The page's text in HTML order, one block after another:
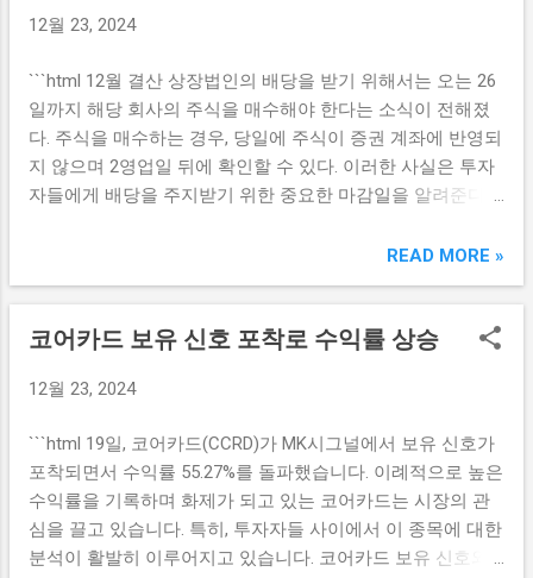
것으로 예상되며, 이는 곧 매출 상승으로 이어질 것입니다. 스
이들이 방영됨에 따라 수익성이 개선될 가능성이 높습니다.
특히, 소비자들이 새로운 콘텐츠에 대한 수요를 보이고 있어,
스튜디오드래곤은 이 기회를 잘 활용할 것으로 보입니다. 긍
정적인 시장 반응과 함...
로, 한국과 미국 모두 기업의 효율성이 향상되었습니다. 혁신
는 다양한 방안을 모색하게 되었고, 이는 이익 증가로直결되
었습니다. 예를 들어, 한국의 반도체 산업은 세계적으로 큰 성
장을 이뤘고, 미국의 IT 기업들도 클라우드 컴퓨팅 및 빅데이
터 활용을 통해 상대적인 이익을 늘렸습니다. 셋째로, 각국 정
부의 정책지원도 큰 역할을 했습니다. 미국은 대규모 세금 감
역시 기업의 혁신을 촉진하는 다양한 프로그램을 운영하였습
니다. 이러한 정책들은 기업들이 이익을 증가시키는 데 기여
이 24%에 그친 이유는 여러 가지 요인들이 복합적으로 작용
습니다. 한국은 글로벌 경기 회복 속에서도 내수 시장의 성장
한계와 인구 고령화 등의 구조적 문제로 인해 경제 성장이 둔
화되었습니다. 이는 코스피 상승에 부정적인 영향을 미쳤습
니다. 둘째로, 국제 정세와 정치적 불안정성도 코스피에 영향
을 미쳤습니다. 미중 무역전쟁 및 북...
12월 23, 2024
```html 12월 결산 상장법인의 배당을 받기 위해서는 오는 26
일까지 해당 회사의 주식을 매수해야 한다는 소식이 전해졌
다. 주식을 매수하는 경우, 당일에 주식이 증권 계좌에 반영되
지 않으며 2영업일 뒤에 확인할 수 있다. 이러한 사실은 투자
자들에게 배당을 주지받기 위한 중요한 마감일을 알려준다.
에게 배당을 지급하기 위해 일정한 마감일을 설정하고 있다.
해당 회사의 주식을 매수해야 배당금을 받을 수 있다. 따라서,
투자자들은 이 날짜를 유념하여 매매를 진행해야 한다. 또한,
하다. 주식을 구매한 날의 기준으로 두 영업일이 지나야만 증
인 정보로, 투자 결정을 내릴 때 꼭 고려해야 할 사항이다. 주
식 매수 일정에 따라 배당을 기대하는 투자자들은 미리 계획
을 세워야 할 것이다. 배당 지급 일정 설명 투자자들이 배당금
을 받을 수 있는 날짜는 주식 매수 마감일과 밀접한 관계가 있
다. 12월 결산 상장법인의 경우, 지난 26일까지 주식을 매수한
READ MORE »
코어카드 보유 신호 포착로 수익률 상승
12월 23, 2024
```html 19일, 코어카드(CCRD)가 MK시그널에서 보유 신호가
포착되면서 수익률 55.27%를 돌파했습니다. 이례적으로 높은
수익률을 기록하며 화제가 되고 있는 코어카드는 시장의 관
심을 끌고 있습니다. 특히, 투자자들 사이에서 이 종목에 대한
분석이 활발히 이루어지고 있습니다. 코어카드 보유 신호와